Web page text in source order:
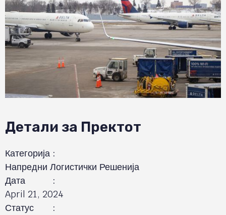
Детали за Пректот
Категорија :
Напредни Логистички Решенија
Дата
:
April 21, 2024
Статус
: